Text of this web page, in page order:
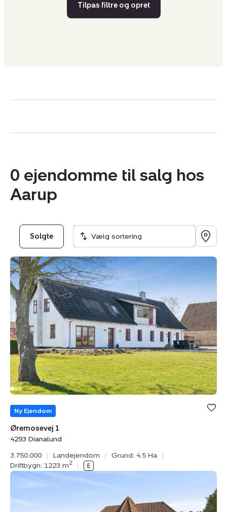
Tilpas filtre og opret
0 ejendomme til salg hos
Aarup
Solgte Vælg sortering
Landejendom:
Øremosevej
1,
4293
Dianalund
Bolig er
under
Ny Ejendom
Øremosevej 1
4293 Dianalund
3.750.000
| Landejendom | Grund: 4.5 Ha
|
Driftbygn: 1223 m2 |
Landejendom:
110,